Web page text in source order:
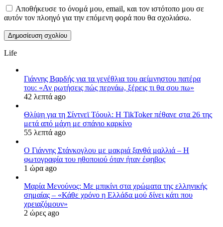
Αποθήκευσε το όνομά μου, email, και τον ιστότοπο μου σε
αυτόν τον πλοηγό για την επόμενη φορά που θα σχολιάσω.
Life
Γιάννης Βαρδής για τα γενέθλια του αείμνηστου πατέρα
του: «Αν ρωτήσεις πώς περνάω, ξέρεις τι θα σου πω»
42 λεπτά ago
Θλίψη για τη Σίντνεϊ Τόουλ: Η TikToker πέθανε στα 26 της
μετά από μάχη με σπάνιο καρκίνο
55 λεπτά ago
Ο Γιάννης Στάνκογλου με μακριά ξανθά μαλλιά – Η
φωτογραφία του ηθοποιού όταν ήταν έφηβος
1 ώρα ago
Μαρία Μενούνος: Με μπικίνι στα χρώματα της ελληνικής
σημαίας – «Κάθε χρόνο η Ελλάδα μού δίνει κάτι που
χρειαζόμουν»
2 ώρες ago